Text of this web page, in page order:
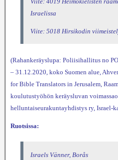
Israelissa
Viite: 5018 Hirsikodin
(Rahankeräyslupa: Poliisihallitus no
– 31.12.2020, koko Suomen alue,
for Bible Translators in Jerusalem,
koulutustyöhön keräysluvan
helluntaiseurakuntayhdistys ry, Israel-
Ruotsissa:
Israels Vänner, Borås